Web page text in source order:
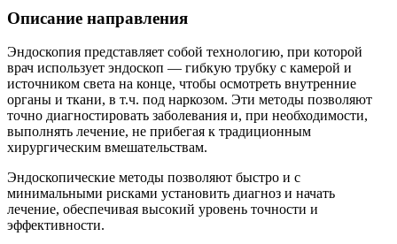
Описание направления
Эндоскопия представляет собой технологию, при которой
врач использует эндоскоп — гибкую трубку с камерой и
источником света на конце, чтобы осмотреть внутренние
органы и ткани, в т.ч. под наркозом. Эти методы позволяют
точно диагностировать заболевания и, при необходимости,
выполнять лечение, не прибегая к традиционным
хирургическим вмешательствам.
Эндоскопические методы позволяют быстро и с
минимальными рисками установить диагноз и начать
лечение, обеспечивая высокий уровень точности и
эффективности.